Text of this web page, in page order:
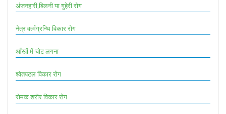
अंजनहारी,बिलनी या गुहेरी रोग
नेत्र वर्त्मग्रन्थि विकार रोग
आँखों में चोट लगना
श्वेतपटल विकार रोग
रोमक शरीर विकार रोग